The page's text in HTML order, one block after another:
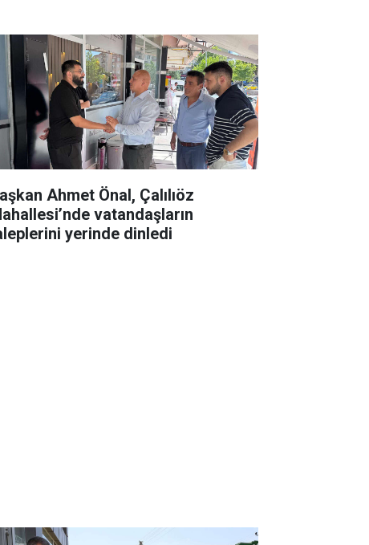
Ahmet Önal, Çalılıöz
vatandaşların
yerinde dinledi